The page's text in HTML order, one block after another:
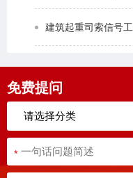
建筑起重司索信号工
免费提问
*